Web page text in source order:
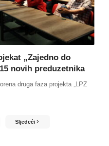
„Zajedno do
novih preduzetnika
druga faza projekta „LPZ
Sljedeći